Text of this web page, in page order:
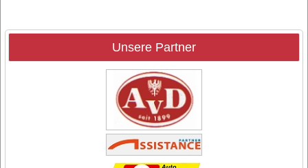
Unsere Partner